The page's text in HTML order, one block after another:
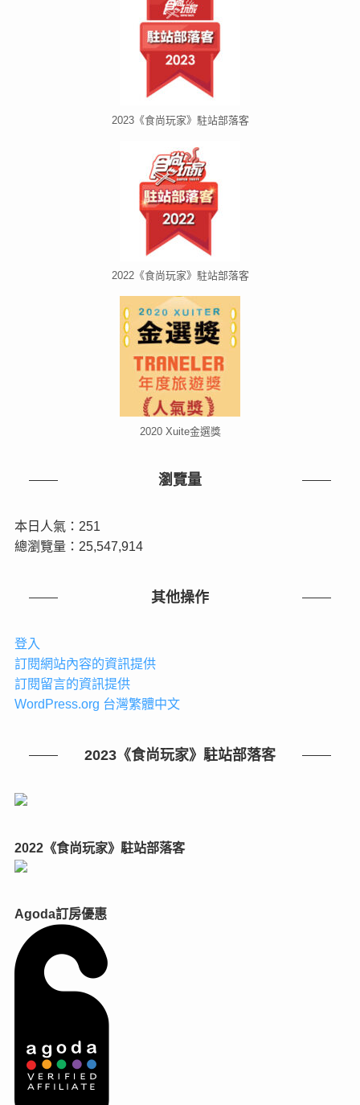
2023《食尚玩家》駐站部落客
2022《食尚玩家》駐站部落客
2020 Xuite金選獎
瀏覽量
本日人氣：251
總瀏覽量：25,547,914
其他操作
登入
訂閱網站內容的資訊提供
訂閱留言的資訊提供
WordPress.org 台灣繁體中文
2023《食尚玩家》駐站部落客
2022《食尚玩家》駐站部落客
Agoda訂房優惠